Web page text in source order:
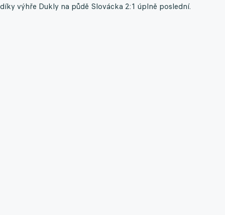
díky výhře Dukly na půdě Slovácka 2:1 úplně poslední.